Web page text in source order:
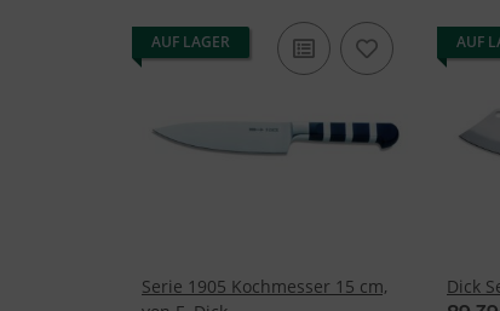
AUF LAGER
Serie 1905 Kochmesser 15 cm,
AUF
Dick